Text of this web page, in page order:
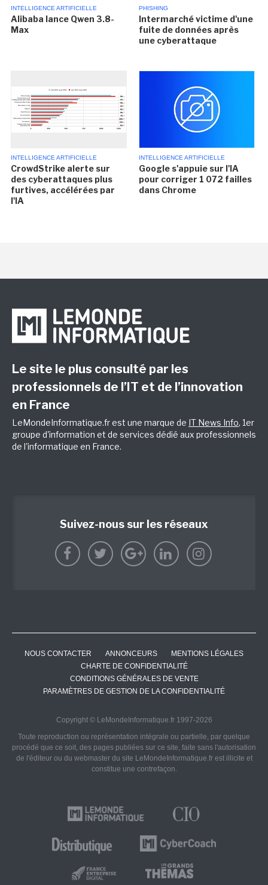
INTELLIGENCE ARTIFICIELLE
Alibaba lance Qwen 3.8-
Max
PHISHING
Intermarché victime d'une
fuite de données après
une cyberattaque
INTELLIGENCE ARTIFICIELLE
CrowdStrike alerte sur
des cyberattaques plus
furtives, accélérées par
l'IA
INTELLIGENCE ARTIFICIELLE
Google s'appuie sur l'IA
pour corriger 1 072 failles
dans Chrome
Le site le plus consulté par les
professionnels de l’IT et de l’innovation
en France
LeMondeInformatique.fr est une marque de IT News Info, 1er
groupe d'information et de services dédié aux professionnels
de l'informatique en France.
Suivez-nous sur les réseaux
NOUS CONTACTER ANNONCEURS
MENTIONS LÉGALES
CHARTE DE CONFIDENTIALITÉ
CONDITIONS GÉNÉRALES DE VENTE
PARAMÈTRES DE GESTION DE LA CONFIDENTIALITÉ
Copyright © LeMondeInformatique.fr 1997-2026
Toute reproduction ou représentation intégrale ou partielle, par quelque
procédé que ce soit, des pages publiées sur ce site, faite sans l'autorisation
de l'éditeur ou du webmaster du site LeMondeInformatique.fr est illicite et
constitue une contrefaçon.